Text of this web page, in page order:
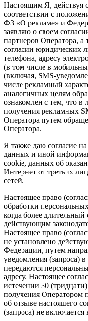
Настоящим Я, действуя
соответствии с
ФЗ «О рекламе» и
заявляю о своем
партнеров Оператора, а
согласии юридических
телефона, адресу
(в том числе в
(включая, SMS-
числе рекламный
аналогичных целям
ознакомлен с тем, что в
получения рекламных
Оператора путем
Оператора.
Я также даю согласие
данных и иной
cookie, данных об
Интернет от третьих
сетей.
Настоящее право
обработки
когда более
действующим
Настоящее право
не установлено
Федерации, путем
уведомления (запроса)
передаются
адресу. Настоящее
истечении 30
получения Оператором
об отзыве настоящего
(запроса) не